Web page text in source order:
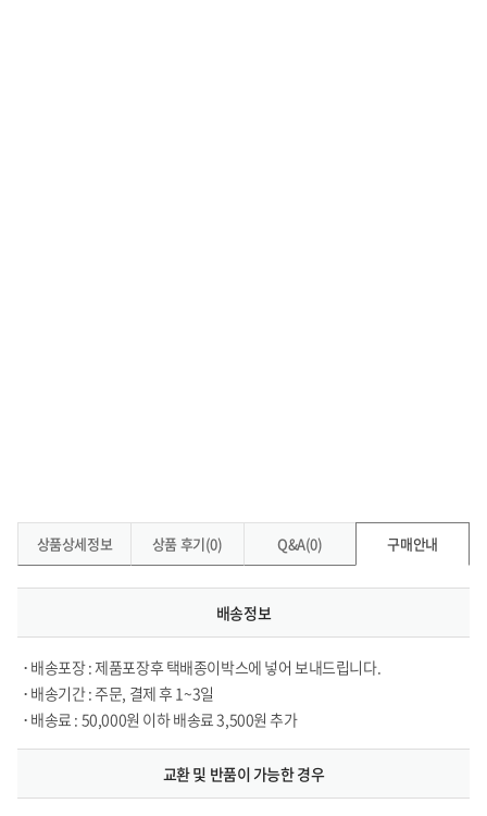
상품상세정보 상품 후기(0) Q&A(0) 구매안내
배송정보
• 배송포장 : 제품포장후 택배종이박스에 넣어 보내드립니다.
• 배송기간 : 주문, 결제 후 1~3일
• 배송료 : 50,000원 이하 배송료 3,500원 추가
교환 및 반품이 가능한 경우